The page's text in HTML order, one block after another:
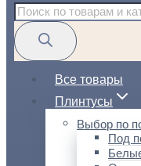
Поиск
товаров
Все товары
Плинтусы
Выбор по
Под